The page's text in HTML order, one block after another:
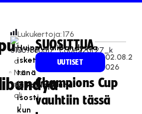
Te
a
Na
sk
ali
1
Lukukertoja:176
Huippusalibandyssa
isketään
tänä
viikonloppuna
isosti,
kun
SUOSITTUA
UUTISET
02.08.2
026
Champions Cup
vauhtiin tässä